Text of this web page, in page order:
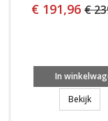
€ 191,96 €
In
Bekijk